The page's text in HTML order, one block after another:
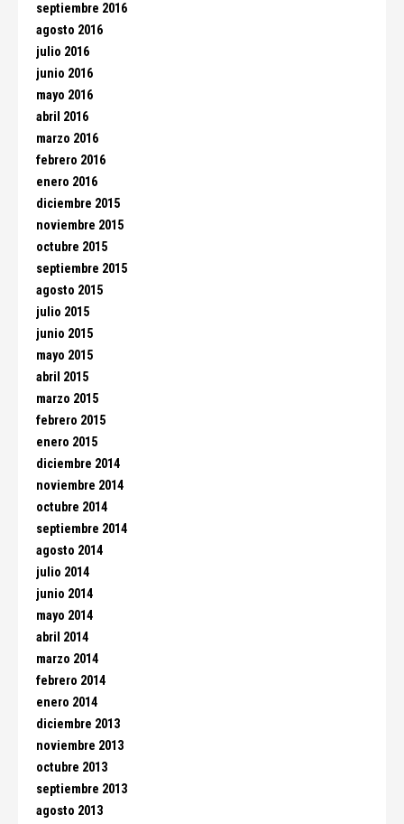
septiembre 2016
agosto 2016
julio 2016
junio 2016
mayo 2016
abril 2016
marzo 2016
febrero 2016
enero 2016
diciembre 2015
noviembre 2015
octubre 2015
septiembre 2015
agosto 2015
julio 2015
junio 2015
mayo 2015
abril 2015
marzo 2015
febrero 2015
enero 2015
diciembre 2014
noviembre 2014
octubre 2014
septiembre 2014
agosto 2014
julio 2014
junio 2014
mayo 2014
abril 2014
marzo 2014
febrero 2014
enero 2014
diciembre 2013
noviembre 2013
octubre 2013
septiembre 2013
agosto 2013